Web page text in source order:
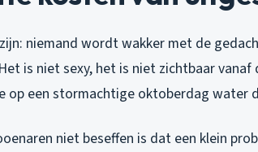
niemand wordt wakker met de
is niet sexy, het is niet zichtbaar
op een stormachtige oktoberdag water
niet beseffen is dat een klein